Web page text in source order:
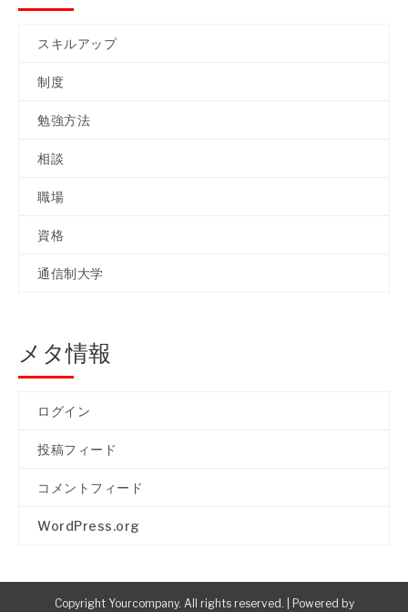
スキルアップ
制度
勉強方法
相談
職場
資格
通信制大学
メタ情報
ログイン
投稿フィード
コメントフィード
WordPress.org
Copyright Yourcompany. All rights reserved. Powered by